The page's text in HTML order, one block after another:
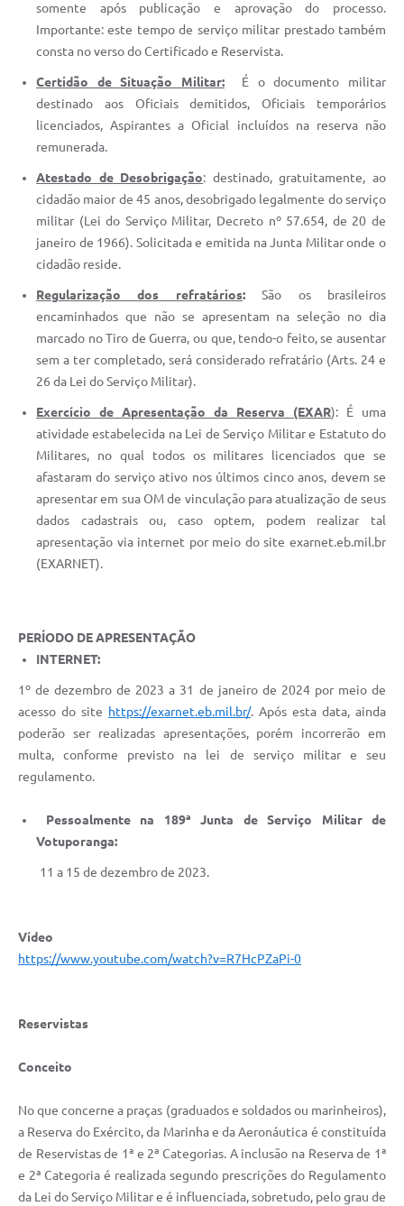
somente após publicação e aprovação do processo.
Importante: este tempo de serviço militar prestado também
consta no verso do Certificado e Reservista.
Certidão de Situação Militar:
É o documento militar
destinado aos Oficiais demitidos, Oficiais temporários
licenciados, Aspirantes a Oficial incluídos na reserva não
remunerada.
Atestado de Desobrigação: destinado, gratuitamente, ao
cidadão maior de 45 anos, desobrigado legalmente do serviço
militar (Lei do Serviço Militar, Decreto nº 57.654, de 20 de
janeiro de 1966). Solicitada e emitida na Junta Militar onde o
cidadão reside.
Regularização dos refratários:São os brasileiros
encaminhados que não se apresentam na seleção no dia
marcado no Tiro de Guerra, ou que, tendo-o feito, se ausentar
sem a ter completado, será considerado refratário (Arts. 24 e
26 da Lei do Serviço Militar).
Exercício de Apresentação da Reserva (EXAR): É uma
atividade estabelecida na Lei de Serviço Militar e Estatuto do
Militares, no qual todos os militares licenciados que se
afastaram do serviço ativo nos últimos cinco anos, devem se
apresentar em sua OM de vinculação para atualização de seus
dados cadastrais ou, caso optem, podem realizar tal
apresentação via internet por meio do site exarnet.eb.mil.br
(EXARNET).
PERÍODO DE APRESENTAÇÃO
INTERNET:
1º de dezembro de 2023 a 31 de janeiro de 2024 por meio de
acesso do site https://exarnet.eb.mil.br/. Após esta data, ainda
poderão ser realizadas apresentações, porém incorrerão em
multa, conforme previsto na lei de serviço militar e seu
regulamento.
Pessoalmente na 189ª Junta de Serviço Militar de
Votuporanga:
11 a 15 de dezembro de 2023.
Vídeo
https://www.youtube.com/watch?v=R7HcPZaPi-0
Reservistas
Conceito
No que concerne a praças (graduados e soldados ou marinheiros),
a Reserva do Exército, da Marinha e da Aeronáutica é constituída
de Reservistas de 1ª e 2ª Categorias. A inclusão na Reserva de 1ª
e 2ª Categoria é realizada segundo prescrições do Regulamento
da Lei do Serviço Militar e é influenciada, sobretudo, pelo grau de